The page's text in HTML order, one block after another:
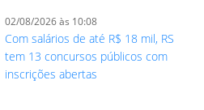
02/08/2026 às 10:08
Com salários de até R$ 18 mil, RS
tem 13 concursos públicos com
inscrições abertas